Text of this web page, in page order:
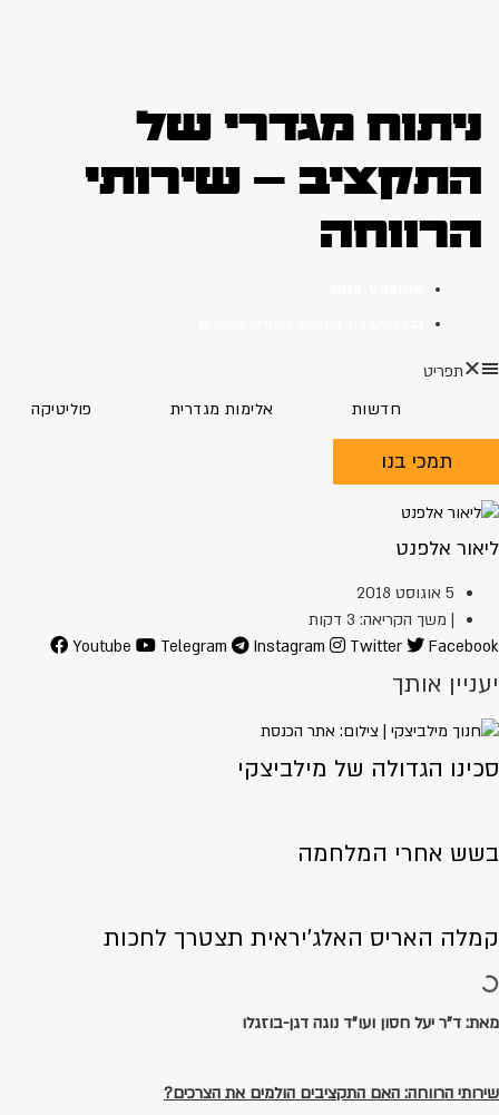
ניתוח מגדרי של
התקציב – שירותי
הרווחה
תפריט
חדשות
אלימות מגדרית פוליטיקה
תמכי בנו
ליאור אלפנט
5 אוגוסט 2018
| משך הקריאה: 3 דקות
Youtube
Telegram Instagram Twitter Facebook
יעניין אותך
סכינו הגדולה של מילביצקי
בשש אחרי המלחמה
קמלה האריס האלג'יראית תצטרך לחכות
מאת: ד"ר יעל חסון ועו"ד נוגה דגן-בוזגלו
שירותי הרווחה: האם התקציבים הולמים את הצרכים?